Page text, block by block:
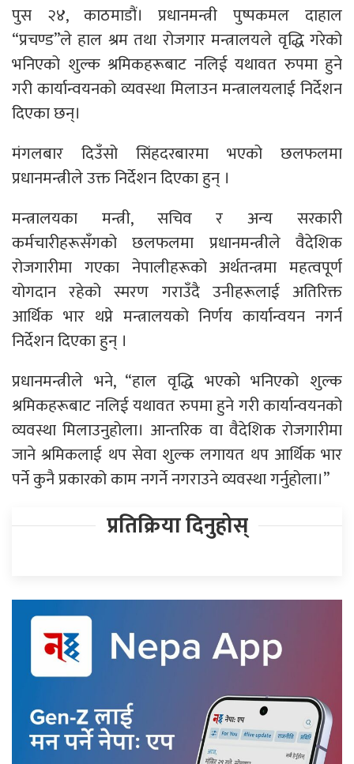
पुस २४, काठमाडौं। प्रधानमन्त्री पुष्पकमल दाहाल
“प्रचण्ड”ले हाल श्रम तथा रोजगार मन्त्रालयले वृद्धि गरेको
भनिएको शुल्क श्रमिकहरूबाट नलिई यथावत रुपमा हुने
गरी कार्यान्वयनको व्यवस्था मिलाउन मन्त्रालयलाई निर्देशन
दिएका छन्।
मंगलबार दिउँसो सिंहदरबारमा भएको छलफलमा
प्रधानमन्त्रीले उक्त निर्देशन दिएका हुन् ।
मन्त्रालयका मन्त्री, सचिव र अन्य सरकारी
कर्मचारीहरूसँगको छलफलमा प्रधानमन्त्रीले वैदेशिक
रोजगारीमा गएका नेपालीहरूको अर्थतन्त्रमा महत्वपूर्ण
योगदान रहेको स्मरण गराउँदै उनीहरूलाई अतिरिक्त
आर्थिक भार थप्ने मन्त्रालयको निर्णय कार्यान्वयन नगर्न
निर्देशन दिएका हुन् ।
प्रधानमन्त्रीले भने, “हाल वृद्धि भएको भनिएको शुल्क
श्रमिकहरूबाट नलिई यथावत रुपमा हुने गरी कार्यान्वयनको
व्यवस्था मिलाउनुहोला। आन्तरिक वा वैदेशिक रोजगारीमा
जाने श्रमिकलाई थप सेवा शुल्क लगायत थप आर्थिक भार
पर्ने कुनै प्रकारको काम नगर्ने नगराउने व्यवस्था गर्नुहोला।”
प्रतिक्रिया दिनुहोस्